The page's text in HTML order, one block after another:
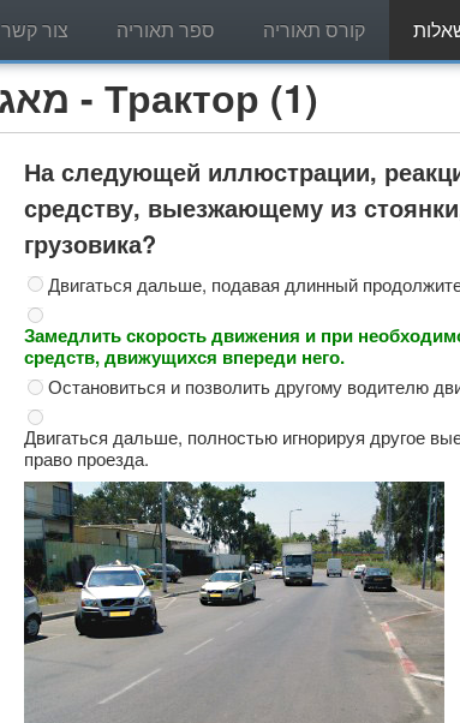
קורס תאוריה ספר תאוריה צור קשר
מאגר שאלות תאוריה - Трактор (1)
На следующей иллюстрации,
средству, выезжающему из
грузовика?
Двигаться дальше, подавая длинный
Замедлить скорость движения и при
средств, движущихся впереди него.
Остановиться и позволить другому водителю
Двигаться дальше, полностью игнорируя другое
право проезда.